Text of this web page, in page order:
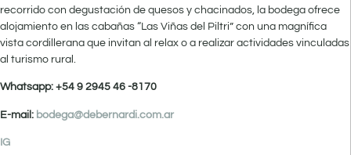
recorrido con degustación de quesos y chacinados, la bodega ofrece
alojamiento en las cabañas “Las Viñas del Piltri” con una magnífica
vista cordillerana que invitan al relax o a realizar actividades vinculadas
al turismo rural.
Whatsapp: +54 9 2945 46 -8170
E-mail: bodega@debernardi.com.ar
IG